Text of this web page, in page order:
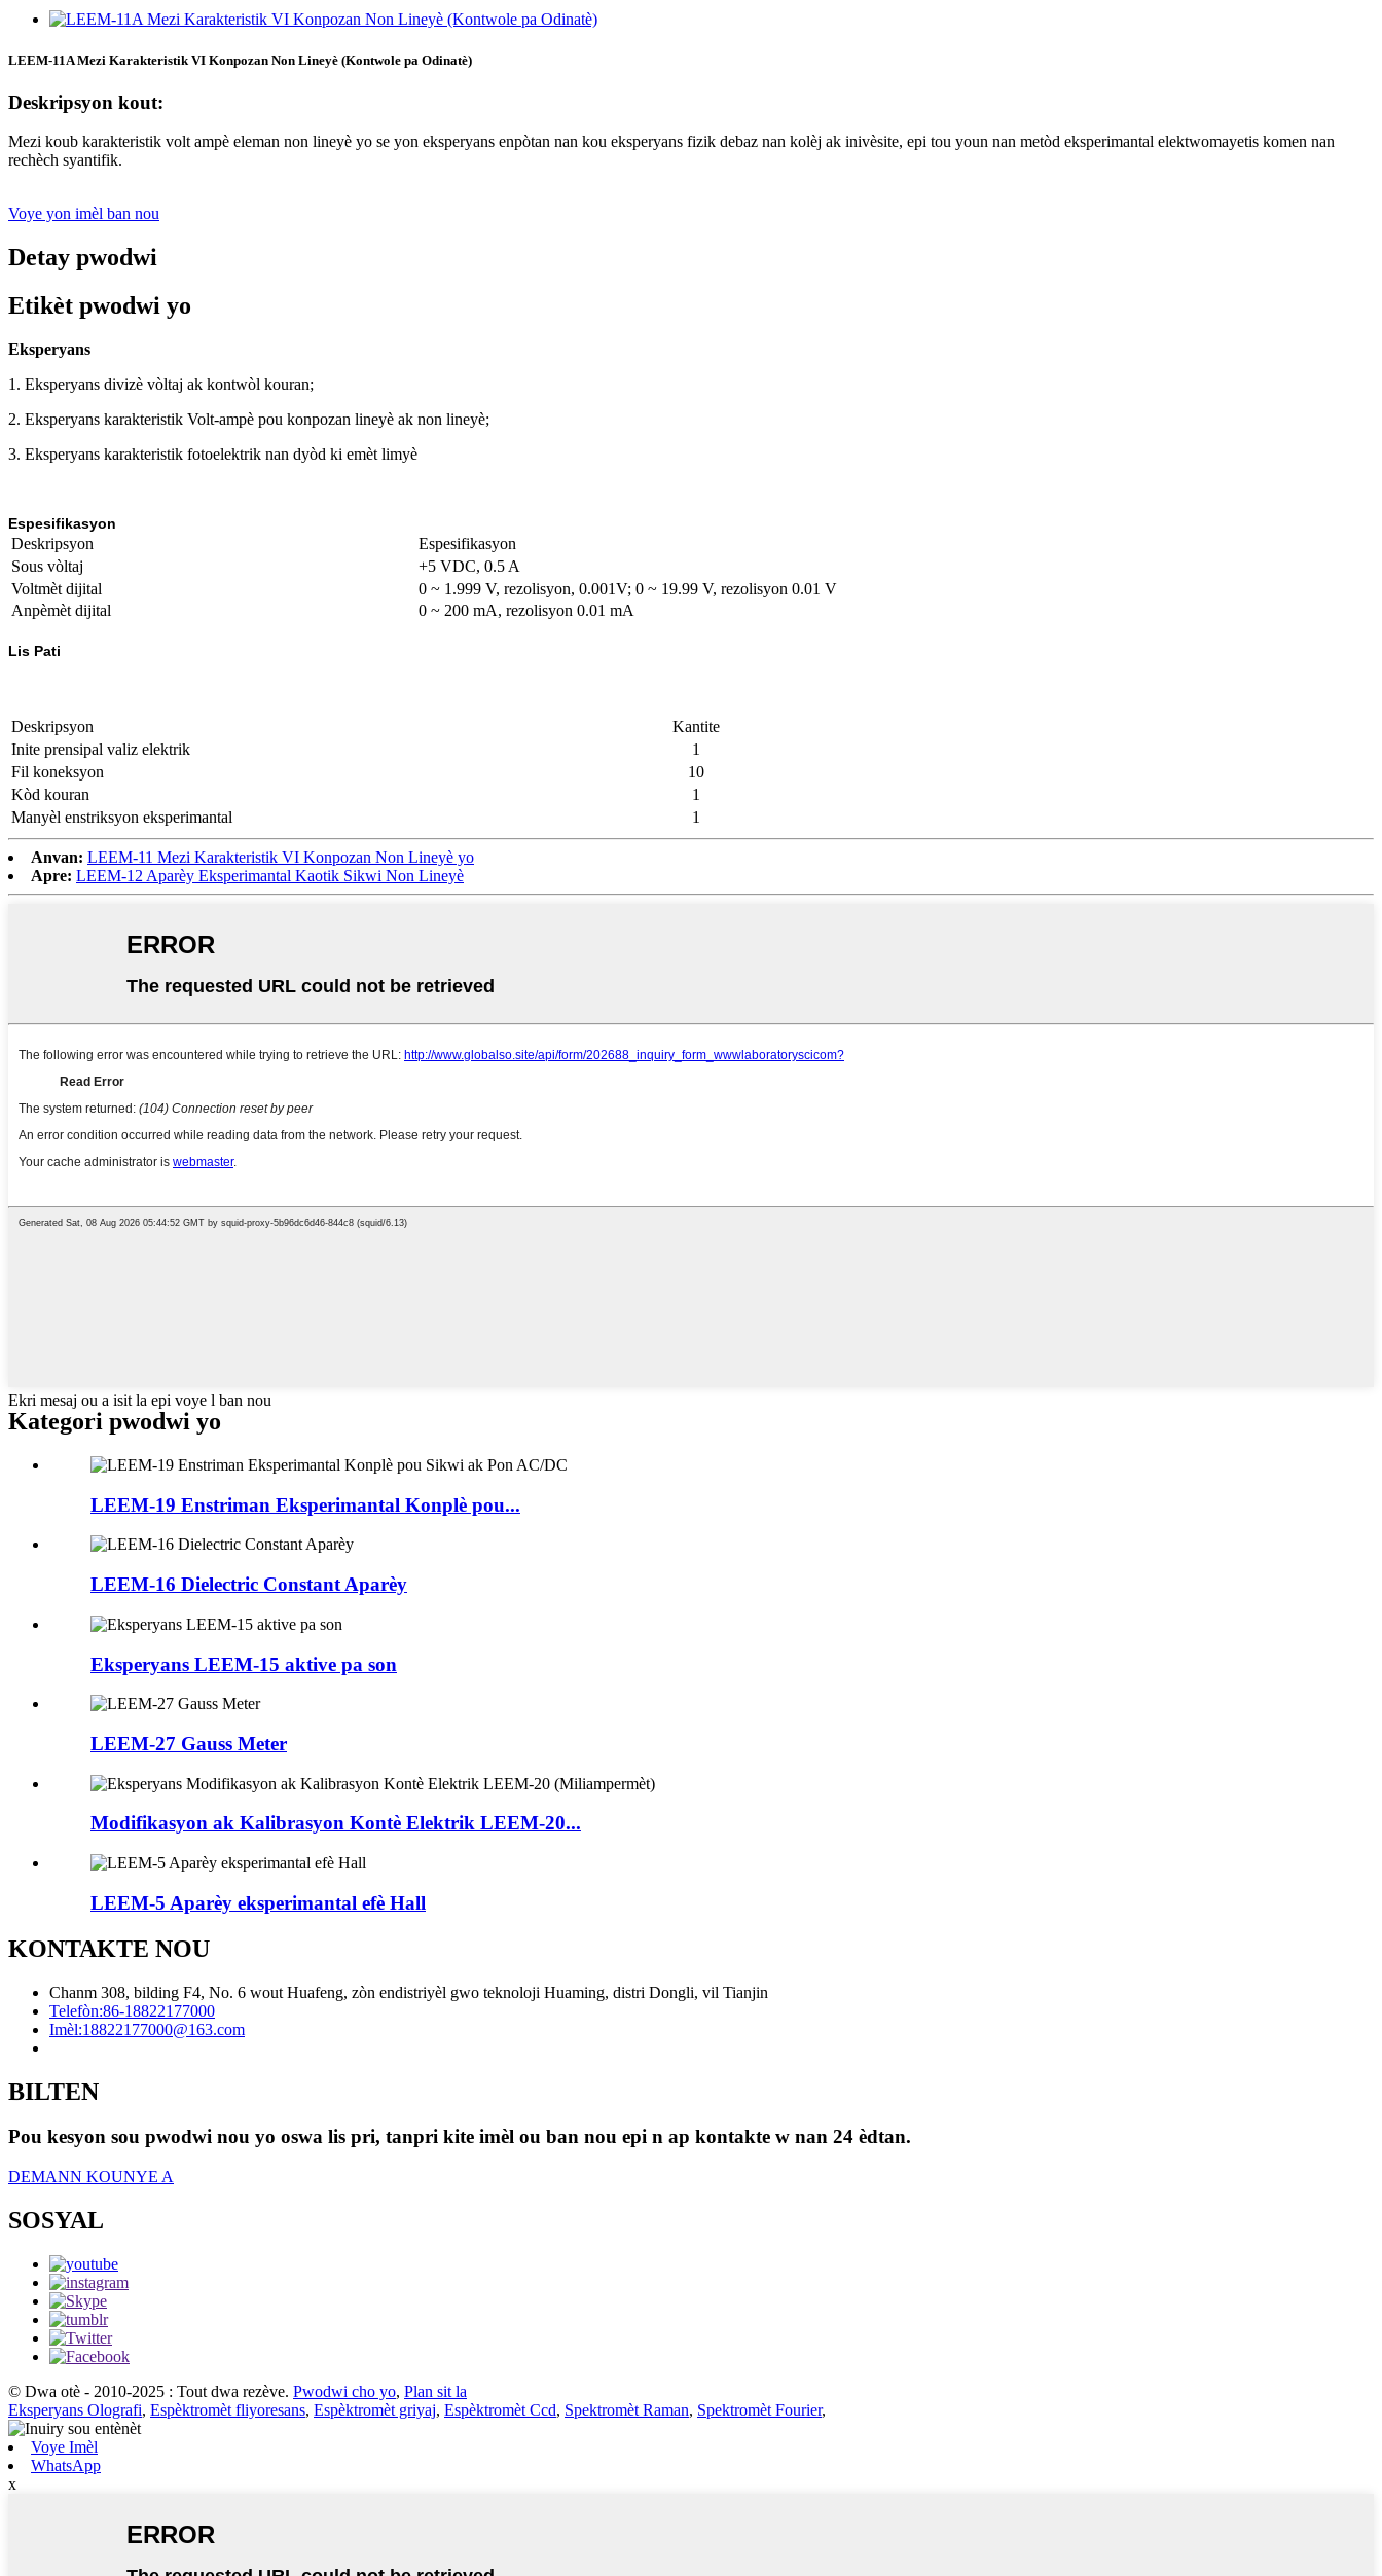
LEEM-11A Mezi Karakteristik VI Konpozan Non Lineyè (Kontwole pa Odinatè)
Deskripsyon kout:
Mezi koub karakteristik volt ampè eleman non lineyè yo se yon eksperyans enpòtan nan kou eksperyans fizik debaz nan kolèj ak inivèsite, epi tou youn nan metòd eksperimantal elektwomayetis komen nan
rechèch syantifik.
Voye yon imèl ban nou
Detay pwodwi
Etikèt pwodwi yo
Eksperyans
1. Eksperyans divizè vòltaj ak kontwòl kouran;
2. Eksperyans karakteristik Volt-ampè pou konpozan lineyè ak non lineyè;
3. Eksperyans karakteristik fotoelektrik nan dyòd ki emèt limyè
Espesifikasyon
Deskripsyon
Espesifikasyon
Sous vòltaj
+5 VDC, 0.5 A
Voltmèt dijital
0 ~ 1.999 V, rezolisyon, 0.001V; 0 ~ 19.99 V, rezolisyon 0.01 V
Anpèmèt dijital
0 ~ 200 mA, rezolisyon 0.01 mA
Lis Pati
Deskripsyon
Kantite
Inite prensipal valiz elektrik
1
Fil koneksyon
10
Kòd kouran
1
Manyèl enstriksyon eksperimantal
1
Anvan: LEEM-11 Mezi Karakteristik VI Konpozan Non Lineyè yo
Apre: LEEM-12 Aparèy Eksperimantal Kaotik Sikwi Non Lineyè
Ekri mesaj ou a isit la epi voye l ban nou
Kategori pwodwi yo
LEEM-19 Enstriman Eksperimantal Konplè pou...
LEEM-16 Dielectric Constant Aparèy
Eksperyans LEEM-15 aktive pa son
LEEM-27 Gauss Meter
Modifikasyon ak Kalibrasyon Kontè Elektrik LEEM-20...
LEEM-5 Aparèy eksperimantal efè Hall
KONTAKTE NOU
Chanm 308, bilding F4, No. 6 wout Huafeng, zòn endistriyèl gwo teknoloji Huaming, distri Dongli, vil Tianjin
Telefòn:86-18822177000
Imèl:18822177000@163.com
BILTEN
Pou kesyon sou pwodwi nou yo oswa lis pri, tanpri kite imèl ou ban nou epi n ap kontakte w nan 24 èdtan.
DEMANN KOUNYE A
SOSYAL
© Dwa otè - 2010-2025 : Tout dwa rezève. Pwodwi cho yo, Plan sit la
Eksperyans Olografi, Espèktromèt fliyoresans, Espèktromèt griyaj, Espèktromèt Ccd, Spektromèt Raman, Spektromèt Fourier,
Voye Imèl
WhatsApp
x